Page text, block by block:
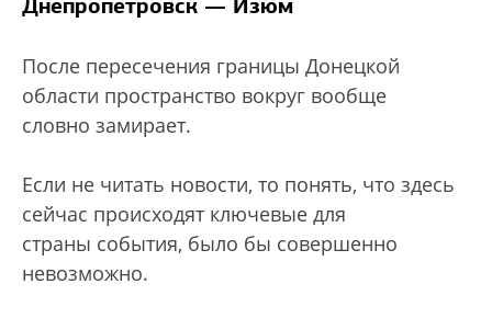
Днепропетровск — Изюм
После пересечения границы Донецкой
области пространство вокруг вообще
словно замирает.
Если не читать новости, то понять, что здесь
сейчас происходят ключевые для
страны события, было бы совершенно
невозможно.